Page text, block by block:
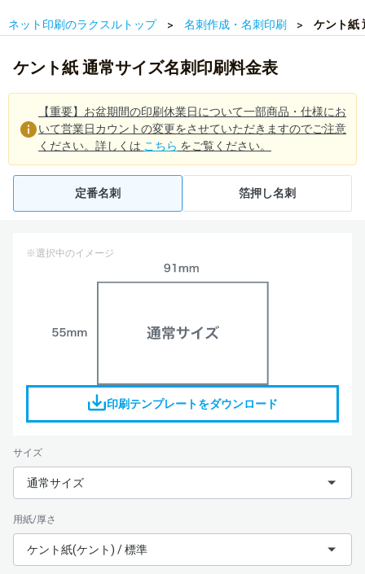
ネット印刷のラクスルトップ 名刺作成・名刺印刷 ケント紙
ケント紙 通常サイズ名刺印刷料金表
【重要】お盆期間の印刷休業日について一部商品・仕様にお
いて営業日カウントの変更をさせていただきますのでご注意
ください。詳しくは こちら をご覧ください。
定番名刺 箔押し名刺
※選択中のイメージ
印刷テンプレートをダウンロード
サイズ
通常サイズ
用紙/厚さ
ケント紙(ケント) / 標準